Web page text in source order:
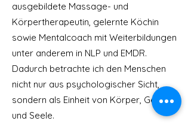
ausgebildete Massage- und
Körpertherapeutin, gelernte Köchin
sowie Mentalcoach mit Weiterbildungen
unter anderem in NLP und EMDR.
Dadurch betrachte ich den Menschen
nicht nur aus psychologischer Sicht,
sondern als Einheit von Körper, Geist
und Seele.